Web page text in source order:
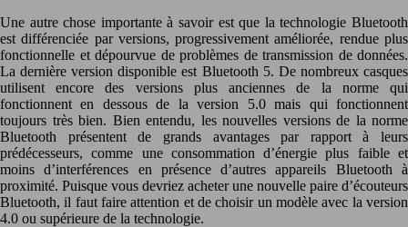
Une autre chose importante à savoir est que la technologie Bluetooth
est différenciée par versions, progressivement améliorée, rendue plus
fonctionnelle et dépourvue de problèmes de transmission de données.
La dernière version disponible est Bluetooth 5. De nombreux casques
utilisent encore des versions plus anciennes de la norme qui
fonctionnent en dessous de la version 5.0 mais qui fonctionnent
toujours très bien. Bien entendu, les nouvelles versions de la norme
Bluetooth présentent de grands avantages par rapport à leurs
prédécesseurs, comme une consommation d’énergie plus faible et
moins d’interférences en présence d’autres appareils Bluetooth à
proximité. Puisque vous devriez acheter une nouvelle paire d’écouteurs
Bluetooth, il faut faire attention et de choisir un modèle avec la version
4.0 ou supérieure de la technologie.